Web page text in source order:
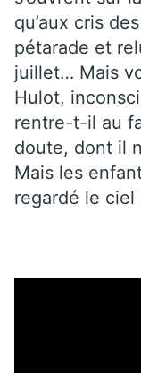
qu’aux cris
pétarade et
juillet… Mais
Hulot,
rentre-t-il au
doute, dont il
Mais les
regardé le ciel